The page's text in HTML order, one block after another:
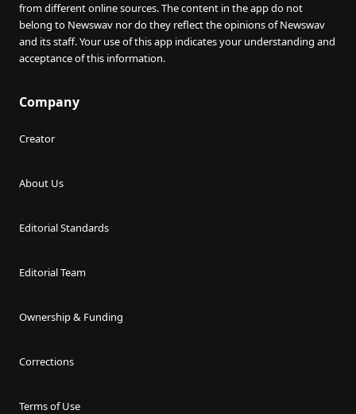
from different online sources. The content in the app do not
belong to Newswav nor do they reflect the opinions of Newswav
and its staff. Your use of this app indicates your understanding and
acceptance of this information.
Company
Creator
About Us
Editorial Standards
Editorial Team
Ownership & Funding
Corrections
Terms of Use